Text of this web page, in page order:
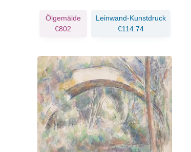
Ölgemälde
€802
Leinwand-Kunstdruck
€114.74